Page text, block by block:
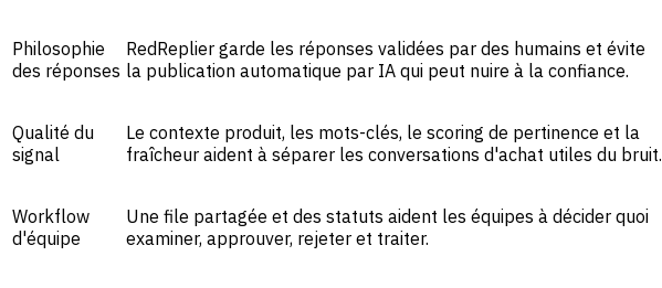
Philosophie
des réponses
RedReplier garde les réponses validées par des humains et évite
la publication automatique par IA qui peut nuire à la confiance.
Qualité du
signal
Le contexte produit, les mots-clés, le scoring de pertinence et la
fraîcheur aident à séparer les conversations d'achat utiles du bruit.
Workflow
d'équipe
Une file partagée et des statuts aident les équipes à décider quoi
examiner, approuver, rejeter et traiter.